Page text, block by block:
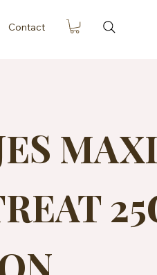
Contact
MAXI